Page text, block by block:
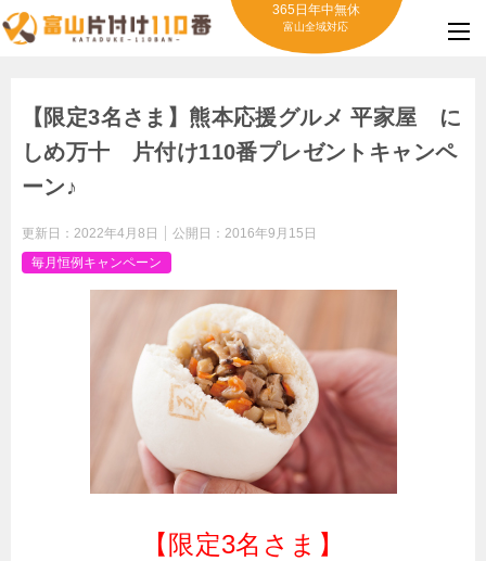
365日年中無休
富山全域対応
【限定3名さま】熊本応援グルメ 平家屋 に
しめ万十 片付け110番プレゼントキャンペ
ーン♪
更新日： 2022年4月8日 公開日： 2016年9月15日
毎月恒例キャンペーン
【限定3名さま】